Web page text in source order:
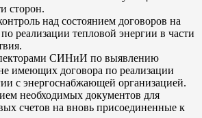
сторон.
над состоянием договоров на
реализации тепловой энергии в части
СИНиИ по выявлению
имеющих договора по реализации
с энергоснабжающей организацией.
необходимых документов для
счетов на вновь присоединенные к